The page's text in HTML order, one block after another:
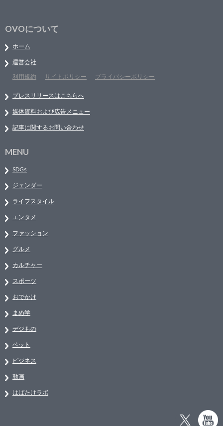
OVOについて
ホーム
運営会社
利用規約
サイトポリシー プライバシーポリシー
プレスリリースはこちらへ
媒体資料および広告メニュー
記事に関するお問い合わせ
MENU
SDGs
ジェンダー
ライフスタイル
エンタメ
ファッション
グルメ
カルチャー
スポーツ
おでかけ
まめ学
デジもの
ペット
ビジネス
動画
はばたけラボ